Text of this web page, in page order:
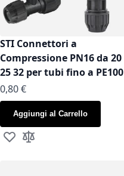
STI Connettori a
Compressione PN16 da 20
25 32 per tubi fino a PE100
As low as
0,80 €
Aggiungi al Carrello
Aggiungi alla lista desideri
Aggiungi al confronto